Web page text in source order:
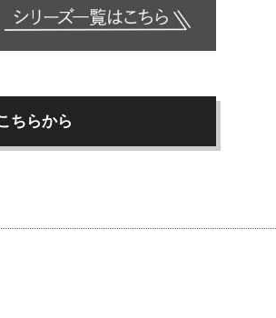
ちらから